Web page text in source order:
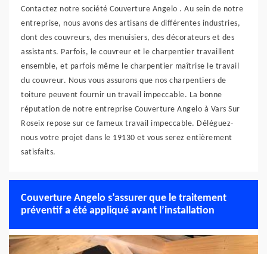
Contactez notre société Couverture Angelo . Au sein de notre
entreprise, nous avons des artisans de différentes industries,
dont des couvreurs, des menuisiers, des décorateurs et des
assistants. Parfois, le couvreur et le charpentier travaillent
ensemble, et parfois même le charpentier maîtrise le travail
du couvreur. Nous vous assurons que nos charpentiers de
toiture peuvent fournir un travail impeccable. La bonne
réputation de notre entreprise Couverture Angelo à Vars Sur
Roseix repose sur ce fameux travail impeccable. Déléguez-
nous votre projet dans le 19130 et vous serez entièrement
satisfaits.
Couverture Angelo s’assurer que le traitement
préventif a été appliqué avant l’installation